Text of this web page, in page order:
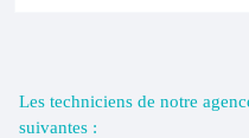
Les techniciens de notre
suivantes :